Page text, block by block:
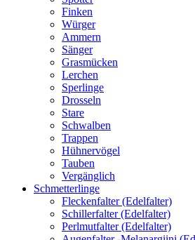
Finken
Würger
Ammern
Sänger
Grasmücken
Lerchen
Sperlinge
Drosseln
Stare
Schwalben
Trappen
Hühnervögel
Tauben
Vergänglich
Schmetterlinge
Fleckenfalter (Edelfalter)
Schillerfalter (Edelfalter)
Perlmutfalter (Edelfalter)